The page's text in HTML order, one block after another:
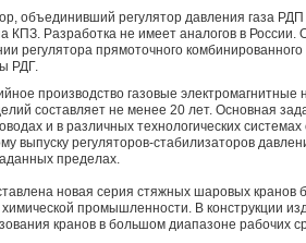
объединивший регулятор давления газа
КПЗ. Разработка не имеет аналогов в России.
регулятора прямоточного
РДГ.
производство газовые
составляет не менее 20 лет. Основная
и в различных технологических
выпуску регуляторов-стабилизаторов
пределах.
новая серия стяжных шаровых кранов
промышленности. В конструкции
кранов в большом диапазоне рабочих